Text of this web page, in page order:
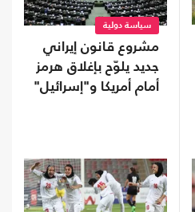
سياسة دولية
مشروع قانون إيراني
جديد يلوّح بإغلاق هرمز
أمام أمريكا و"إسرائيل"